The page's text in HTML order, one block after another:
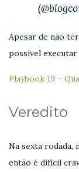
Apesar de não
possível executar
Playbook 19 –
Veredito
Na sexta rodada,
então é difícil